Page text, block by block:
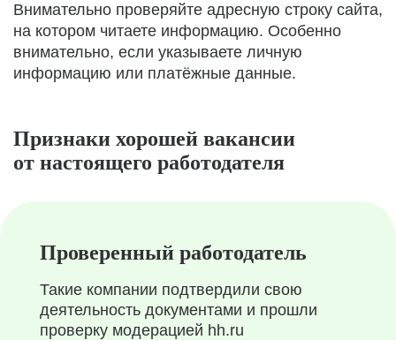
Внимательно проверяйте адресную строку сайта,
на котором читаете информацию. Особенно
внимательно, если указываете личную
информацию или платёжные данные.
Признаки хорошей вакансии
от настоящего работодателя
Проверенный работодатель
Такие компании подтвердили свою
деятельность документами и прошли
проверку модерацией hh.ru